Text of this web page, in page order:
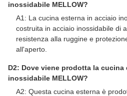
inossidabile MELLOW?
A1: La cucina esterna in acciaio
costruita in acciaio inossidabile di
resistenza alla ruggine e
all'aperto.
D2: Dove viene prodotta la cucina
inossidabile MELLOW?
A2: Questa cucina esterna è